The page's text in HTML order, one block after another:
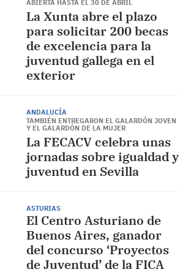
ABIERTA HASTA EL 30 DE ABRIL
La Xunta abre el plazo
para solicitar 200 becas
de excelencia para la
juventud gallega en el
exterior
ANDALUCÍA
TAMBIÉN ENTREGARON EL GALARDÓN JOVEN
Y EL GALARDÓN DE LA MUJER
La FECACV celebra unas
jornadas sobre igualdad y
juventud en Sevilla
ASTURIAS
El Centro Asturiano de
Buenos Aires, ganador
del concurso ‘Proyectos
de Juventud’ de la FICA